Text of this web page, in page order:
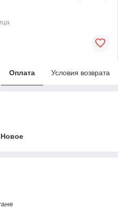
Оплата Условия возврата
Новое